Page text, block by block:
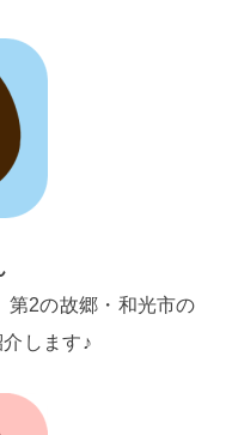
第2の故郷・和光市の
します♪